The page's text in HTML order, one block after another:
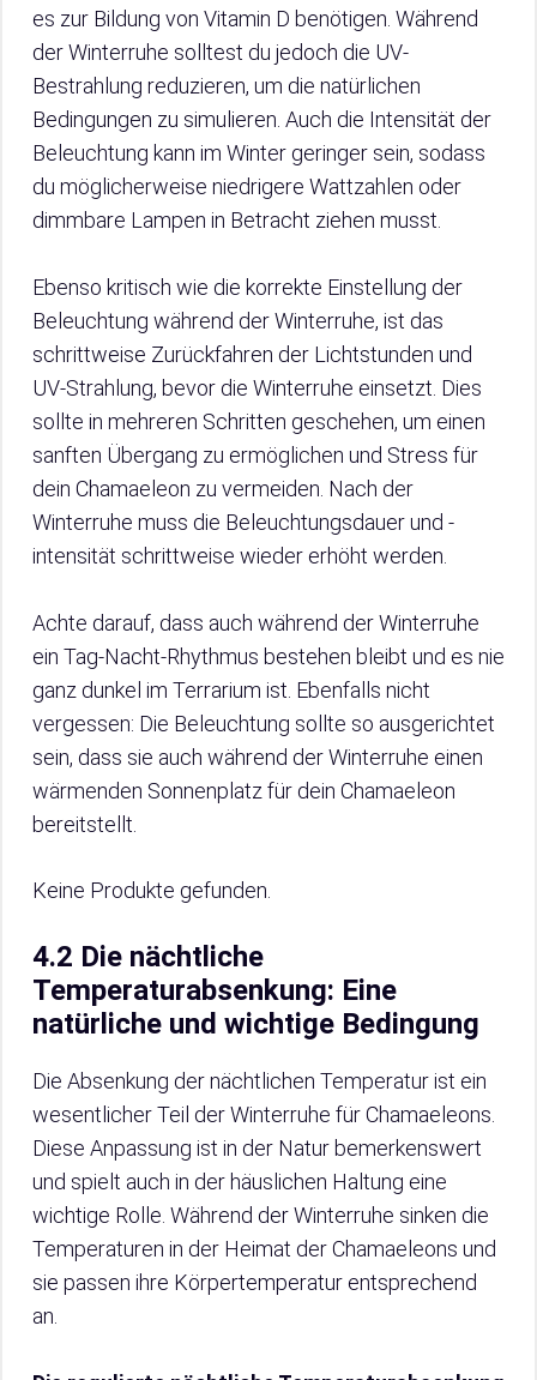
es zur Bildung von Vitamin D benötigen. Während
der Winterruhe solltest du jedoch die UV-
Bestrahlung reduzieren, um die natürlichen
Bedingungen zu simulieren. Auch die Intensität der
Beleuchtung kann im Winter geringer sein, sodass
du möglicherweise niedrigere Wattzahlen oder
dimmbare Lampen in Betracht ziehen musst.
Ebenso kritisch wie die korrekte Einstellung der
Beleuchtung während der Winterruhe, ist das
schrittweise Zurückfahren der Lichtstunden und
UV-Strahlung, bevor die Winterruhe einsetzt. Dies
sollte in mehreren Schritten geschehen, um einen
sanften Übergang zu ermöglichen und Stress für
dein Chamaeleon zu vermeiden. Nach der
Winterruhe muss die Beleuchtungsdauer und -
intensität schrittweise wieder erhöht werden.
Achte darauf, dass auch während der Winterruhe
ein Tag-Nacht-Rhythmus bestehen bleibt und es nie
ganz dunkel im Terrarium ist. Ebenfalls nicht
vergessen: Die Beleuchtung sollte so ausgerichtet
sein, dass sie auch während der Winterruhe einen
wärmenden Sonnenplatz für dein Chamaeleon
bereitstellt.
Keine Produkte gefunden.
4.2 Die nächtliche
Temperaturabsenkung: Eine
natürliche und wichtige Bedingung
Die Absenkung der nächtlichen Temperatur ist ein
wesentlicher Teil der Winterruhe für Chamaeleons.
Diese Anpassung ist in der Natur bemerkenswert
und spielt auch in der häuslichen Haltung eine
wichtige Rolle. Während der Winterruhe sinken die
Temperaturen in der Heimat der Chamaeleons und
sie passen ihre Körpertemperatur entsprechend
an.